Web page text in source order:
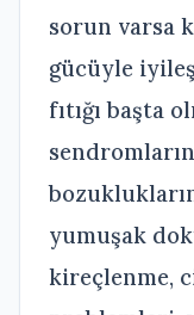
sorun varsa
gücüyle
fıtığı başta
yumuşak
kireçlenme,